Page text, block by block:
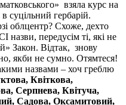
взяла курс на
суцільний гербарій.
облцентр? Схоже, дехто
передусім ті, які не
Закон. Відтак, знову
якби не сумно. Отямтеся!
назвами – хоч греблю
Квіткова,
Серпнева, Квітуча,
Садова, Оксамитовий,